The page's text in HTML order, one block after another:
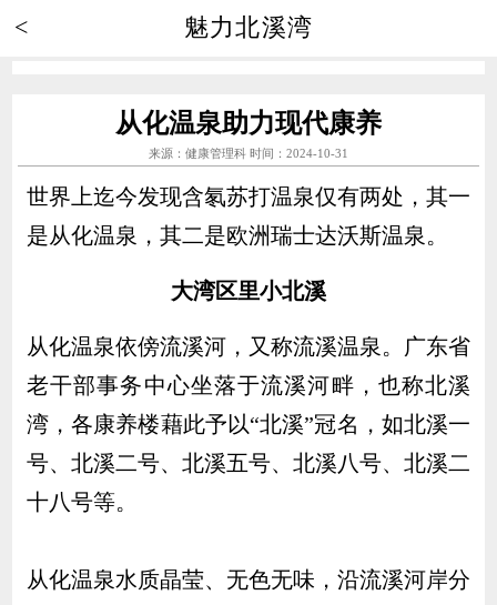
< 魅力北溪湾
从化温泉助力现代康养
来源：健康管理科 时间：2024-10-31
世界上迄今发现含氡苏打温泉仅有两处，其一
是从化温泉，其二是欧洲瑞士达沃斯温泉。
大湾区里小北溪
从化温泉依傍流溪河，又称流溪温泉。广东省
老干部事务中心坐落于流溪河畔，也称北溪
湾，各康养楼藉此予以“北溪”冠名，如北溪一
号、北溪二号、北溪五号、北溪八号、北溪二
十八号等。
从化温泉水质晶莹、无色无味，沿流溪河岸分